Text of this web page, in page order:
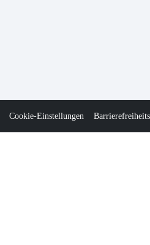
Cookie-Einstellungen